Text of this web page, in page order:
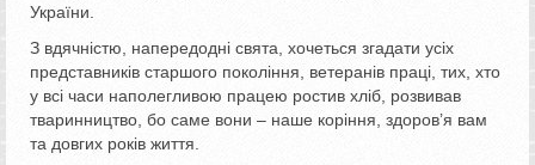
України.
З вдячністю, напередодні свята, хочеться згадати усіх
представників старшого покоління, ветеранів праці, тих, хто
у всі часи наполегливою працею ростив хліб, розвивав
тваринництво, бо саме вони – наше коріння, здоров’я вам
та довгих років життя.